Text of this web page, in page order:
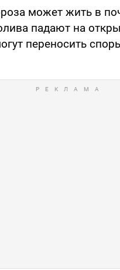
может жить в
падают на
переносить